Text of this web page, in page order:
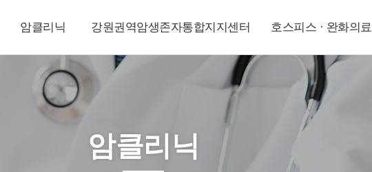
암클리닉 강원권역암생존자통합지지센터 호스피스 · 완화의료
암클리닉